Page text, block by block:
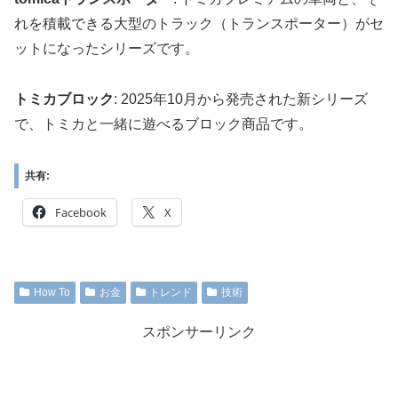
れを積載できる大型のトラック（トランスポーター）がセ
ットになったシリーズです。
トミカブロック: 2025年10月から発売された新シリーズ
で、トミカと一緒に遊べるブロック商品です。
共有:
Facebook X
How To お金 トレンド 技術
スポンサーリンク